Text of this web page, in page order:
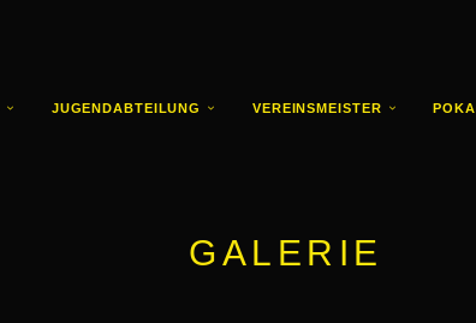
JUGENDABTEILUNG VEREINSMEISTER
GALERIE